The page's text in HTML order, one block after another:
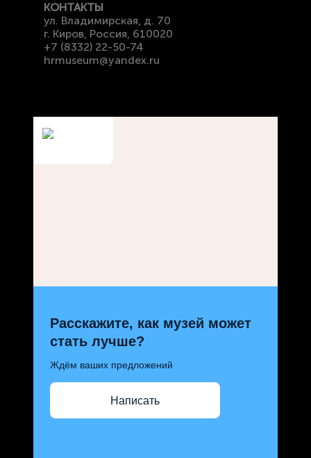
КОНТАКТЫ
ул. Владимирская, д. 70
г. Киров, Россия, 610020
+7 (8332) 22-50-74
hrmuseum@yandex.ru
Расскажите, как музей может
стать лучше?
Ждём ваших предложений
Написать